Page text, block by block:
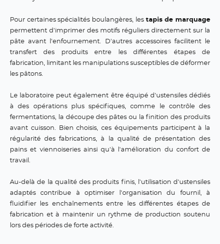
Pour certaines spécialités boulangères, les tapis de marquage
permettent d'imprimer des motifs réguliers directement sur la
pâte avant l'enfournement. D'autres accessoires facilitent le
transfert des produits entre les différentes étapes de
fabrication, limitant les manipulations susceptibles de déformer
les pâtons.
Le laboratoire peut également être équipé d'ustensiles dédiés
à des opérations plus spécifiques, comme le contrôle des
fermentations, la découpe des pâtes ou la finition des produits
avant cuisson. Bien choisis, ces équipements participent à la
régularité des fabrications, à la qualité de présentation des
pains et viennoiseries ainsi qu'à l'amélioration du confort de
travail.
Au-delà de la qualité des produits finis, l'utilisation d'ustensiles
adaptés contribue à optimiser l'organisation du fournil, à
fluidifier les enchaînements entre les différentes étapes de
fabrication et à maintenir un rythme de production soutenu
lors des périodes de forte activité.